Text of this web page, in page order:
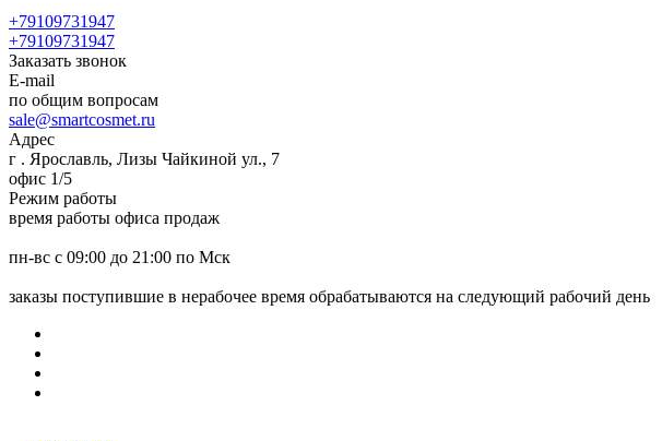
+79109731947
+79109731947
Заказать звонок
E-mail
по общим вопросам
sale@smartcosmet.ru
Адрес
г . Ярославль, Лизы Чайкиной ул., 7
офис 1/5
Режим работы
время работы офиса продаж
пн-вс с 09:00 до 21:00 по Мск
заказы поступившие в нерабочее время обрабатываются на следующий рабочий день